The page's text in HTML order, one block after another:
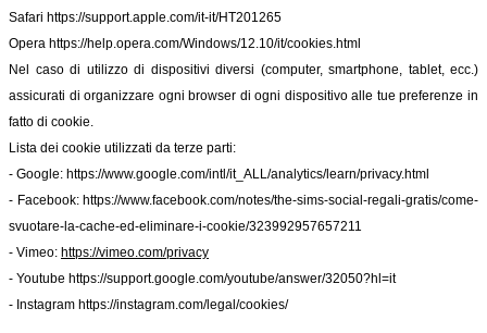
Safari https://support.apple.com/it-it/HT201265
Opera https://help.opera.com/Windows/12.10/it/cookies.html
Nel caso di utilizzo di dispositivi diversi (computer, smartphone, tablet, ecc.)
assicurati di organizzare ogni browser di ogni dispositivo alle tue preferenze in
fatto di cookie.
Lista dei cookie utilizzati da terze parti:
- Google: https://www.google.com/intl/it_ALL/analytics/learn/privacy.html
- Facebook: https://www.facebook.com/notes/the-sims-social-regali-gratis/come-
svuotare-la-cache-ed-eliminare-i-cookie/323992957657211
- Vimeo: https://vimeo.com/privacy
- Youtube https://support.google.com/youtube/answer/32050?hl=it
- Instagram https://instagram.com/legal/cookies/